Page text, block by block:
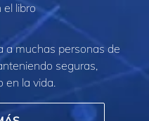
el libro
a muchas personas de
seguras,
en la vida.